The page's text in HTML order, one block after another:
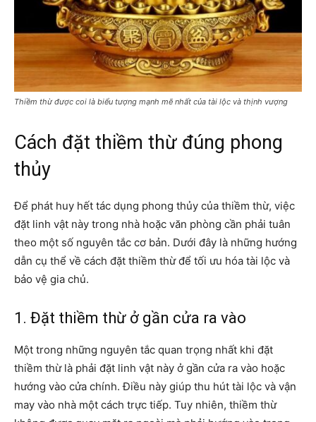
Thiềm thừ được coi là biểu tượng mạnh mẽ nhất của tài lộc và thịnh vượng
Cách đặt thiềm thừ đúng phong
thủy
Để phát huy hết tác dụng phong thủy của thiềm thừ, việc
đặt linh vật này trong nhà hoặc văn phòng cần phải tuân
theo một số nguyên tắc cơ bản. Dưới đây là những hướng
dẫn cụ thể về cách đặt thiềm thừ để tối ưu hóa tài lộc và
bảo vệ gia chủ.
1. Đặt thiềm thừ ở gần cửa ra vào
Một trong những nguyên tắc quan trọng nhất khi đặt
thiềm thừ là phải đặt linh vật này ở gần cửa ra vào hoặc
hướng vào cửa chính. Điều này giúp thu hút tài lộc và vận
may vào nhà một cách trực tiếp. Tuy nhiên, thiềm thừ